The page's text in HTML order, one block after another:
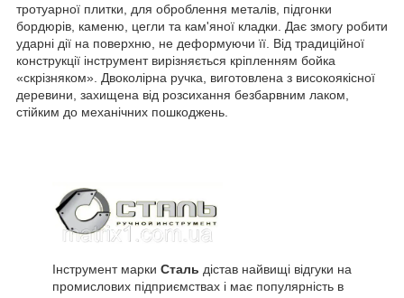
тротуарної плитки, для оброблення металів, підгонки
бордюрів, каменю, цегли та кам'яної кладки. Дає змогу робити
ударні дії на поверхню, не деформуючи її. Від традиційної
конструкції інструмент вирізняється кріпленням бойка
«скрізняком». Двоколірна ручка, виготовлена з високоякісної
деревини, захищена від розсихання безбарвним лаком,
стійким до механічних пошкоджень.
Інструмент марки Сталь дістав найвищі відгуки на
промислових підприємствах і має популярність в